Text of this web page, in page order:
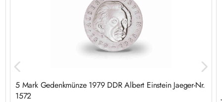
5 Mark Gedenkmünze 1979 DDR Albert Einstein Jaeger-Nr.
1572